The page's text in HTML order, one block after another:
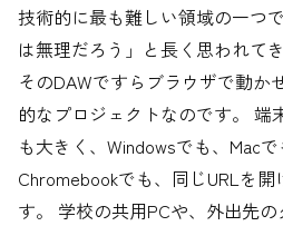
技術的に最も難しい領域の一つ
は無理だろう」と長く思われて
そのDAWですらブラウザで動か
的なプロジェクトなのです。 端
も大きく、Windowsでも、Mac
Chromebookでも、同じURLを開
す。 学校の共用PCや、外出先